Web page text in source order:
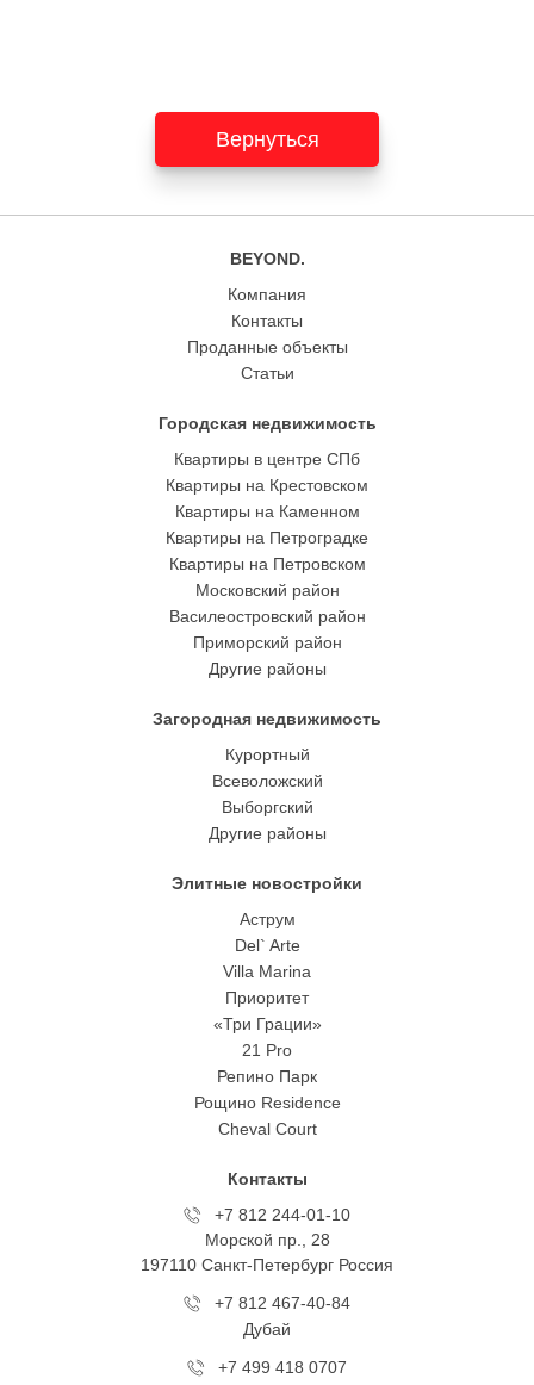
Вернуться
BEYOND.
Компания
Контакты
Проданные объекты
Статьи
Городская недвижимость
Квартиры в центре СПб
Квартиры на Крестовском
Квартиры на Каменном
Квартиры на Петроградке
Квартиры на Петровском
Московский район
Василеостровский район
Приморский район
Другие районы
Загородная недвижимость
Курортный
Всеволожский
Выборгский
Другие районы
Элитные новостройки
Аструм
Del` Arte
Villa Marina
Приоритет
«Три Грации»
21 Pro
Репино Парк
Рощино Residence
Cheval Court
Контакты
+7 812 244-01-10
Морской пр., 28
197110 Санкт-Петербург Росcия
+7 812 467-40-84
Дубай
+7 499 418 0707